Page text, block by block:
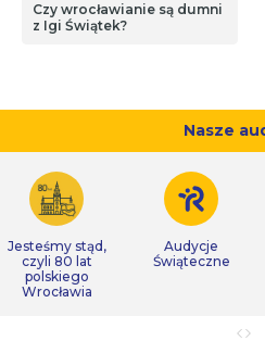
Czy wrocławianie są dumni
z Igi Świątek?
Nasze
Jesteśmy stąd,
czyli 80 lat
polskiego
Wrocławia
Audycje
Świąteczne